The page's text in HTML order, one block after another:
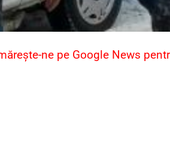
ne pe Google News